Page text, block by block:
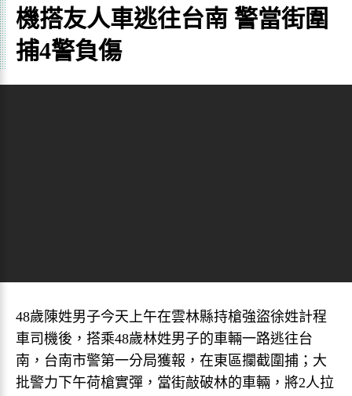
機搭友人車逃往台南 警當街圍
捕4警負傷
48歲陳姓男子今天上午在雲林縣持槍強盜徐姓計程
車司機後，搭乘48歲林姓男子的車輛一路逃往台
南，台南市警第一分局獲報，在東區攔截圍捕；大
批警力下午荷槍實彈，當街敲破林的車輛，將2人拉